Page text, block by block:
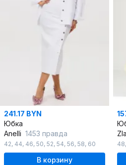
241.17 BYN
Юбка
Anelli 1453 правда
42, 44, 46, 50, 52, 54, 56, 58, 60
В корзину
48,